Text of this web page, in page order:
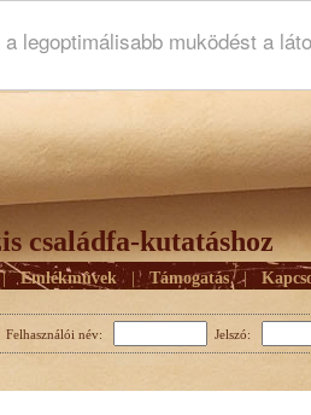
legoptimálisabb muködést a
családfa-kutatáshoz
Emlékmûvek | Támogatás |
Felhasználói név: Jelszó: